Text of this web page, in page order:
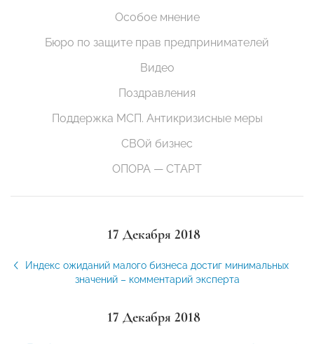
Особое мнение
Бюро по защите прав предпринимателей
Видео
Поздравления
Поддержка МСП. Антикризисные меры
СВОй бизнес
ОПОРА — СТАРТ
17 Декабря 2018
Индекс ожиданий малого бизнеса достиг минимальных
значений – комментарий эксперта
17 Декабря 2018